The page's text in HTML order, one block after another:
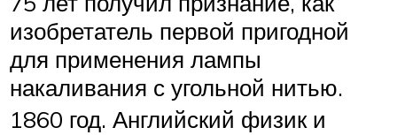
изобретатель первой пригодной
для применения лампы
накаливания с угольной нитью.
1860 год. Английский физик и